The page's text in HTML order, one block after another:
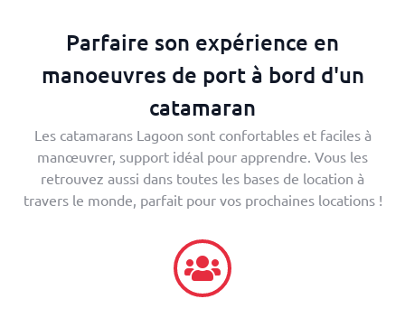
Parfaire son expérience en
manoeuvres de port à bord d'un
catamaran
Les catamarans Lagoon sont confortables et faciles à
manœuvrer, support idéal pour apprendre. Vous les
retrouvez aussi dans toutes les bases de location à
travers le monde, parfait pour vos prochaines locations !